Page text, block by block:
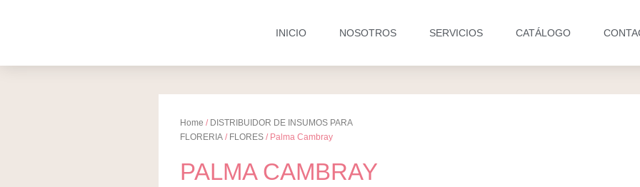
INICIO NOSOTROS SERVICIOS CATÁLOGO
Home / DISTRIBUIDOR DE INSUMOS PARA
FLORERIA / FLORES / Palma Cambray
PALMA CAMBRAY